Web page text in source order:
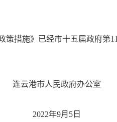
策措施》已经市十五届政府第
政府办公室
9月5日